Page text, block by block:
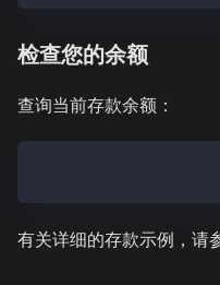
检查您的余额
查询当前存款余额：
有关详细的存款示例，请